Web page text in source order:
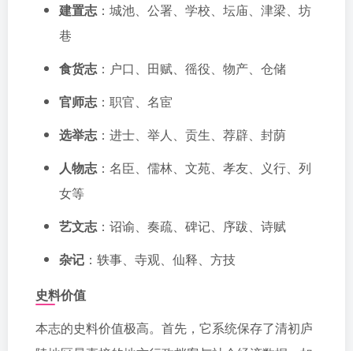
建置志：城池、公署、学校、坛庙、津梁、坊
巷
食货志：户口、田赋、徭役、物产、仓储
官师志：职官、名宦
选举志：进士、举人、贡生、荐辟、封荫
人物志：名臣、儒林、文苑、孝友、义行、列
女等
艺文志：诏谕、奏疏、碑记、序跋、诗赋
杂记 ：轶事、寺观、仙释、方技
史料价值
本志的史料价值极高。首先，它系统保存了清初庐